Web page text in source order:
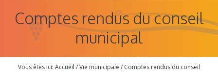
Comptes rendus du conseil
municipal
Vous êtes ici: Accueil /Vie municipale / Comptes rendus du conseil